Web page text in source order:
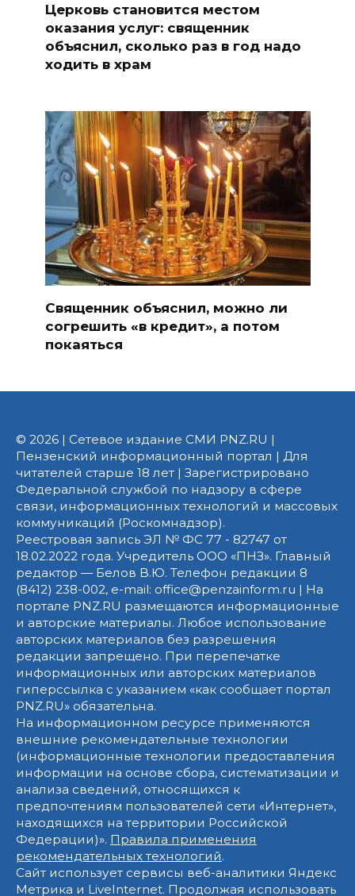
Церковь становится местом
оказания услуг: священник
объяснил, сколько раз в год надо
ходить в храм
Священник объяснил, можно ли
согрешить «в кредит», а потом
покаяться
© 2026 | Сетевое издание СМИ PNZ.RU |
Пензенский информационный портал | Для
читателей старше 18 лет | Зарегистрировано
Федеральной службой по надзору в сфере
связи, информационных технологий и массовых
коммуникаций (Роскомнадзор).
Реестровая запись ЭЛ № ФС 77 - 82747 от
18.02.2022 года. Учредитель ООО «ПНЗ». Главный
редактор — Белов В.Ю. Телефон редакции 8
(8412) 238-002, e-mail: office@penzainform.ru | На
портале PNZ.RU размещаются информационные
и авторские материалы. Любое использование
авторских материалов без разрешения
редакции запрещено. При перепечатке
информационных или авторских материалов
гиперссылка с указанием «как сообщает портал
PNZ.RU» обязательна.
На информационном ресурсе применяются
внешние рекомендательные технологии
(информационные технологии предоставления
информации на основе сбора, систематизации и
анализа сведений, относящихся к
предпочтениям пользователей сети «Интернет»,
находящихся на территории Российской
Федерации)». Правила применения
рекомендательных технологий.
Сайт использует сервисы веб-аналитики Яндекс
Метрика и LiveInternet. Продолжая использовать